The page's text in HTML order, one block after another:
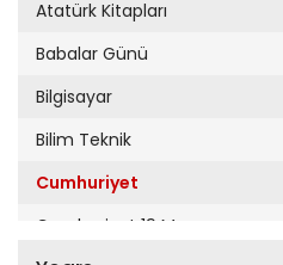
Atatürk Kitapları
Babalar Günü
Bilgisayar
Bilim Teknik
Cumhuriyet
Cumhuriyet 19 Mayıs